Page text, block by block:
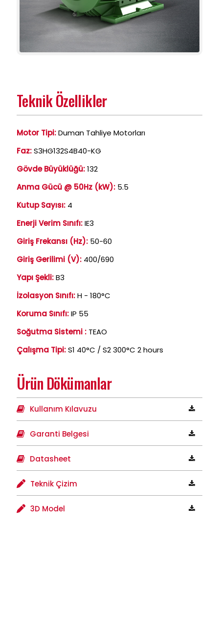
Teknik Özellikler
Motor Tipi:Duman Tahliye Motorları
Faz:S3HG132S4B40-KG
Gövde Büyüklüğü:132
Anma Gücü @ 50Hz (kW): 5.5
Kutup Sayısı: 4
Enerji Verim Sınıfı:IE3
Giriş Frekansı (Hz): 50-60
Giriş Gerilimi (V): 400/690
Yapı Şekli:B3
İzolasyon Sınıfı:H - 180°C
Koruma Sınıfı:IP 55
Soğutma Sistemi : TEAO
Çalışma Tipi:S1 40°C / S2 300°C 2 hours
Ürün Dökümanlar
Kullanım Kılavuzu
Garanti Belgesi
Datasheet
Teknik Çizim
3D Model